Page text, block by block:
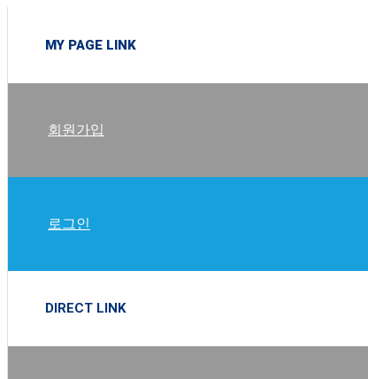
MY PAGE LINK
회원가입
로그인
DIRECT LINK